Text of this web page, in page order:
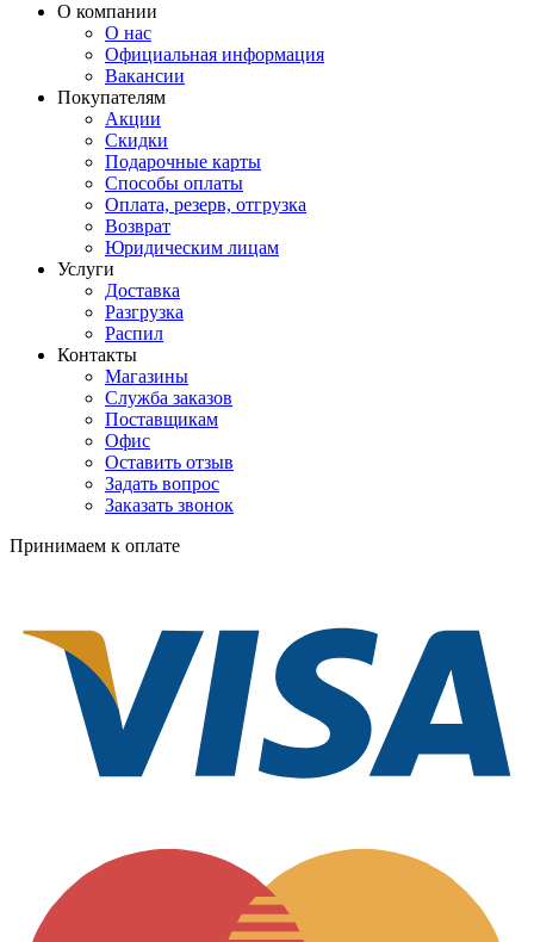
О компании
О нас
Официальная информация
Вакансии
Покупателям
Акции
Скидки
Подарочные карты
Способы оплаты
Оплата, резерв, отгрузка
Возврат
Юридическим лицам
Услуги
Доставка
Разгрузка
Распил
Контакты
Магазины
Служба заказов
Поставщикам
Офис
Оставить отзыв
Задать вопрос
Заказать звонок
Принимаем к оплате